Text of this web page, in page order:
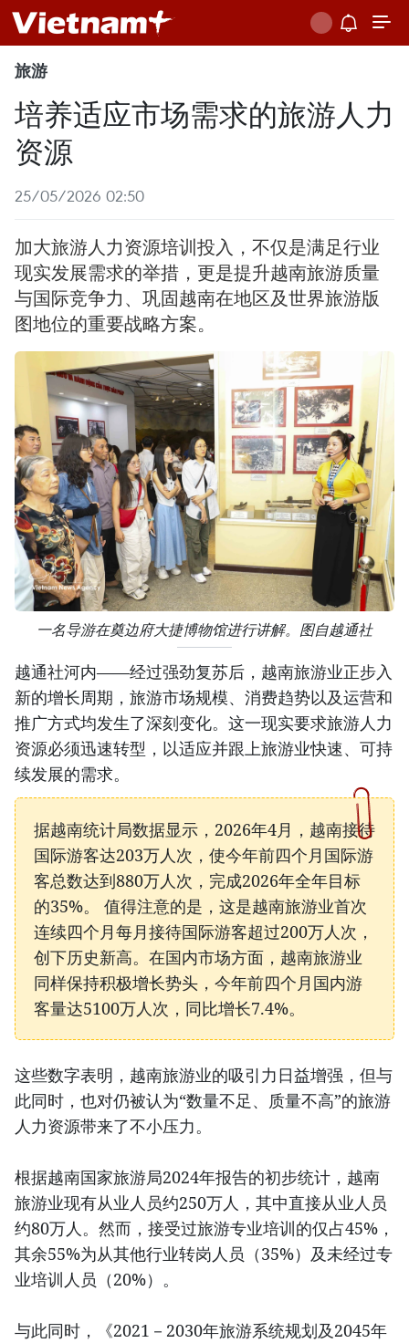
旅游
培养适应市场需求的旅游人力
资源
25/05/2026 02:50
加大旅游人力资源培训投入，不仅是满足行业
现实发展需求的举措，更是提升越南旅游质量
与国际竞争力、巩固越南在地区及世界旅游版
图地位的重要战略方案。
一名导游在奠边府大捷博物馆进行讲解。图自越通社
越通社河内——经过强劲复苏后，越南旅游业正步入
新的增长周期，旅游市场规模、消费趋势以及运营和
推广方式均发生了深刻变化。这一现实要求旅游人力
资源必须迅速转型，以适应并跟上旅游业快速、可持
续发展的需求。
据越南统计局数据显示，2026年4月，越南接待
国际游客达203万人次，使今年前四个月国际游
客总数达到880万人次，完成2026年全年目标
的35%。 值得注意的是，这是越南旅游业首次
连续四个月每月接待国际游客超过200万人次，
创下历史新高。在国内市场方面，越南旅游业
同样保持积极增长势头，今年前四个月国内游
客量达5100万人次，同比增长7.4%。
这些数字表明，越南旅游业的吸引力日益增强，但与
此同时，也对仍被认为“数量不足、质量不高”的旅游
人力资源带来了不小压力。
根据越南国家旅游局2024年报告的初步统计，越南
旅游业现有从业人员约250万人，其中直接从业人员
约80万人。然而，接受过旅游专业培训的仅占45%，
其余55%为从其他行业转岗人员（35%）及未经过专
业培训人员（20%）。
与此同时，《2021－2030年旅游系统规划及2045年